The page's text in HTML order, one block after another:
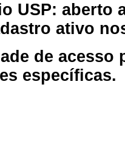
USP: aberto
ativo
de
específicas.